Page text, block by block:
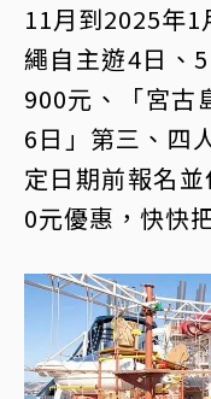
11月到2025年
繩自主遊4日、
900元、「宮古
6日」第三、四
定日期前報名
0元優惠，快快